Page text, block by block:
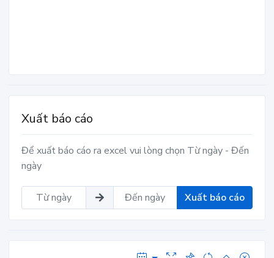
Xuất báo cáo
Để xuất báo cáo ra excel vui lòng chọn Từ ngày - Đến
ngày
Xuất báo cáo